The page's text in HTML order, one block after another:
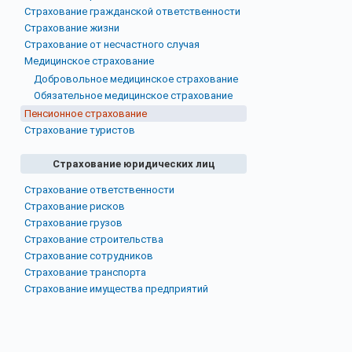
Страхование гражданской ответственности
Страхование жизни
Страхование от несчастного случая
Медицинское страхование
Добровольное медицинское страхование
Обязательное медицинское страхование
Пенсионное страхование
Страхование туристов
Страхование юридических лиц
Страхование ответственности
Страхование рисков
Страхование грузов
Страхование строительства
Страхование сотрудников
Страхование транспорта
Страхование имущества предприятий